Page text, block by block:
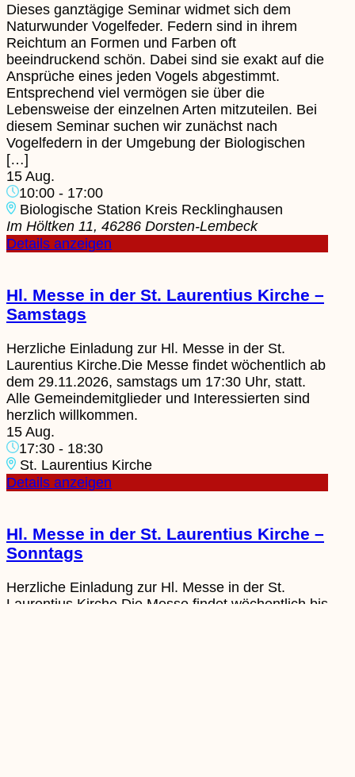
Dieses ganztägige Seminar widmet sich dem
Naturwunder Vogelfeder. Federn sind in ihrem
Reichtum an Formen und Farben oft
beeindruckend schön. Dabei sind sie exakt auf die
Ansprüche eines jeden Vogels abgestimmt.
Entsprechend viel vermögen sie über die
Lebensweise der einzelnen Arten mitzuteilen. Bei
diesem Seminar suchen wir zunächst nach
Vogelfedern in der Umgebung der Biologischen
[…]
15 Aug.
10:00 - 17:00
Biologische Station Kreis Recklinghausen
Im Höltken 11, 46286 Dorsten-Lembeck
Details anzeigen
Hl. Messe in der St. Laurentius Kirche –
Samstags
Herzliche Einladung zur Hl. Messe in der St.
Laurentius Kirche.Die Messe findet wöchentlich ab
dem 29.11.2026, samstags um 17:30 Uhr, statt.
Alle Gemeindemitglieder und Interessierten sind
herzlich willkommen.
15 Aug.
17:30 - 18:30
St. Laurentius Kirche
Details anzeigen
Hl. Messe in der St. Laurentius Kirche –
Sonntags
Herzliche Einladung zur Hl. Messe in der St.
Laurentius Kirche.Die Messe findet wöchentlich bis